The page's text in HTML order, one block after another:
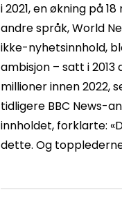
i 2021, en økning på
andre språk, World
ikke-nyhetsinnhold,
ambisjon – satt i
millioner innen 2022,
tidligere BBC News-
innholdet, forklarte:
dette. Og